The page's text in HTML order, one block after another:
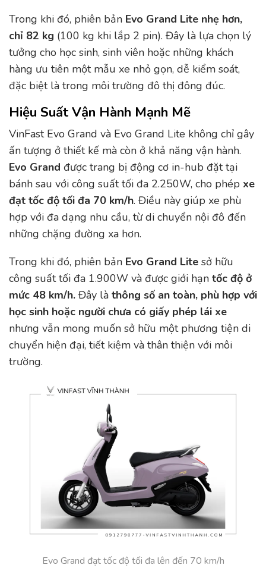
Trong khi đó, phiên bản Evo Grand Lite nhẹ hơn,
chỉ 82 kg (100 kg khi lắp 2 pin). Đây là lựa chọn lý
tưởng cho học sinh, sinh viên hoặc những khách
hàng ưu tiên một mẫu xe nhỏ gọn, dễ kiểm soát,
đặc biệt là trong môi trường đô thị đông đúc.
Hiệu Suất Vận Hành Mạnh Mẽ
VinFast Evo Grand và Evo Grand Lite không chỉ gây
ấn tượng ở thiết kế mà còn ở khả năng vận hành.
Evo Grand được trang bị động cơ in-hub đặt tại
bánh sau với công suất tối đa 2.250W, cho phép xe
đạt tốc độ tối đa 70 km/h. Điều này giúp xe phù
hợp với đa dạng nhu cầu, từ di chuyển nội đô đến
những chặng đường xa hơn.
Trong khi đó, phiên bản Evo Grand Lite sở hữu
công suất tối đa 1.900W và được giới hạn tốc độ ở
mức 48 km/h. Đây là thông số an toàn, phù hợp với
học sinh hoặc người chưa có giấy phép lái xe
nhưng vẫn mong muốn sở hữu một phương tiện di
chuyển hiện đại, tiết kiệm và thân thiện với môi
trường.
Evo Grand đạt tốc độ tối đa lên đến 70 km/h